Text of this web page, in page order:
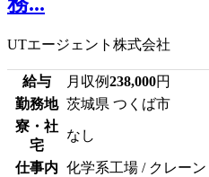
UTエージェント株式会社
給与 月収例238,000円
勤務地 茨城県 つくば市
寮・社
宅
なし
仕事内 化学系工場 / クレー